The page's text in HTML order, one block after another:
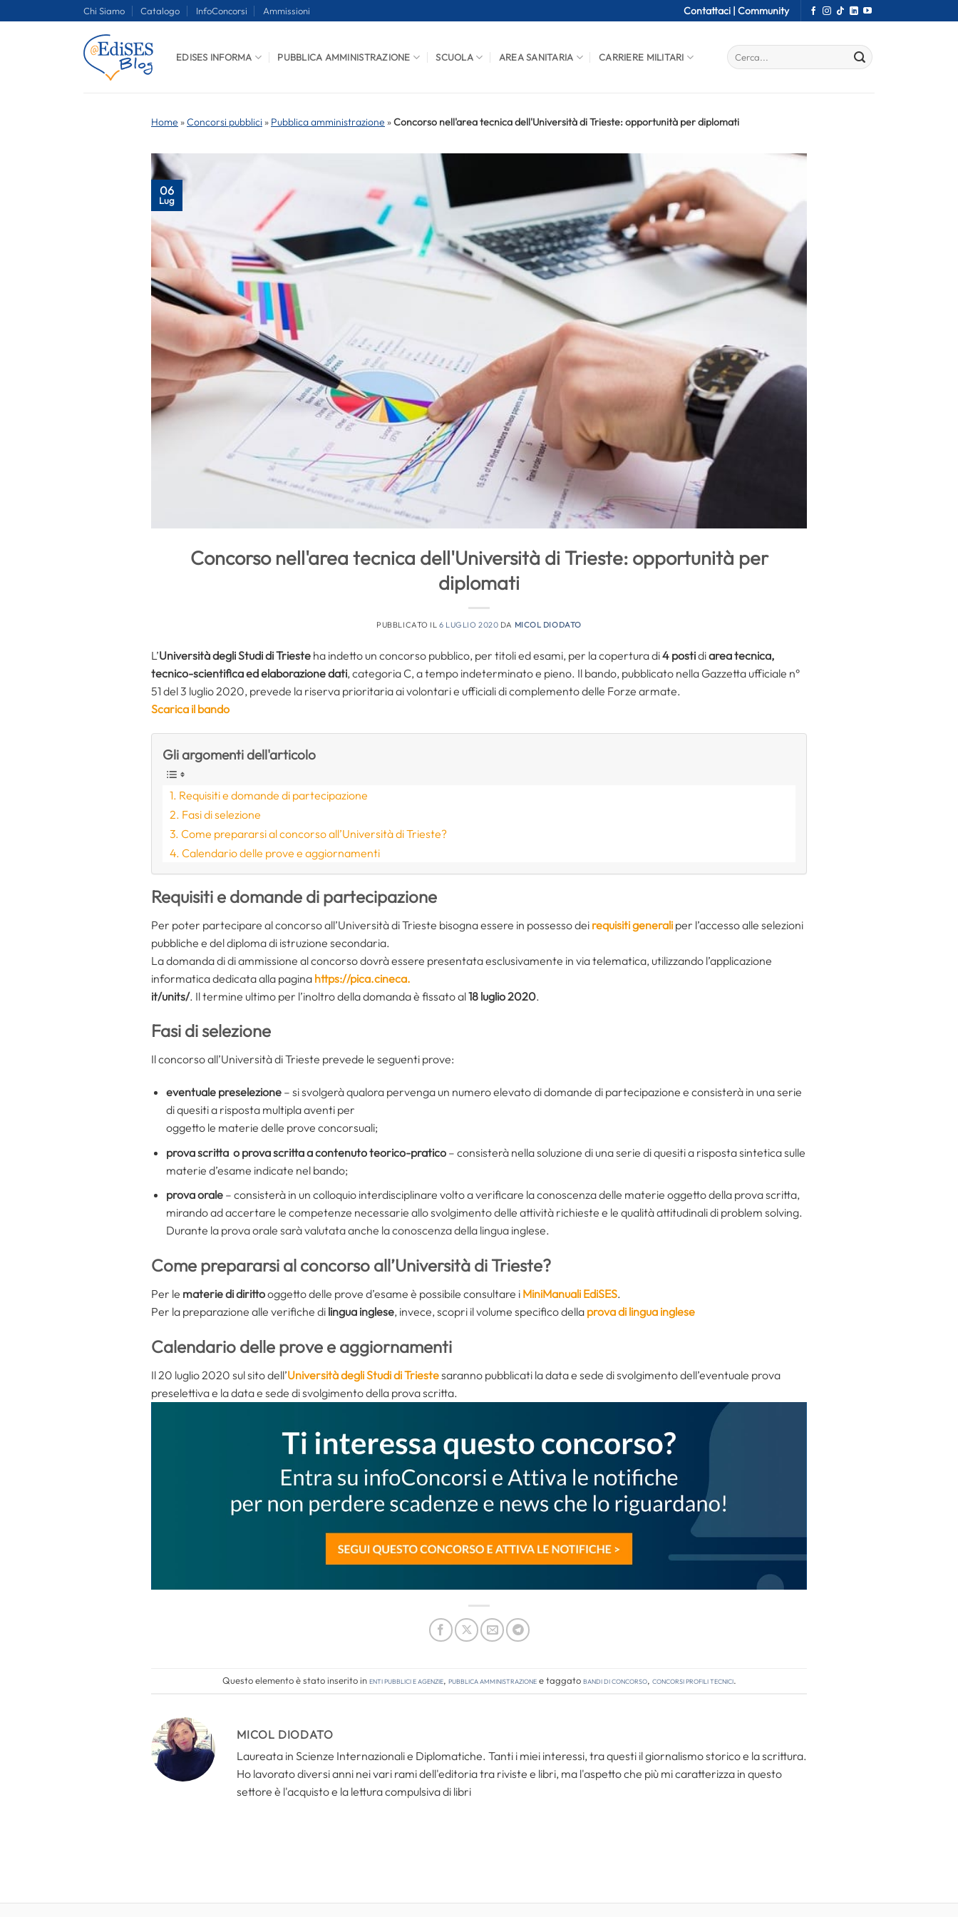
Chi Siamo Catalogo InfoConcorsi Ammissioni Contattaci | Community
EDISES INFORMA PUBBLICA AMMINISTRAZIONE SCUOLA AREA SANITARIA CARRIERE MILITARI
Home »Concorsi pubblici » Pubblica amministrazione »Concorso nell'area tecnica dell'Università di Trieste: opportunità per diplomati
06
Lug
Concorso nell'area tecnica dell'Università di Trieste: opportunità per
diplomati
PUBBLICATO IL6 LUGLIO 2020 DA MICOL DIODATO
L’Università degli Studi di Trieste ha indetto un concorso pubblico, per titoli ed esami, per la copertura di4 postidiarea tecnica,
tecnico-scientifica ed elaborazione dati, categoria C, a tempo indeterminato e pieno. Il bando, pubblicato nella Gazzetta ufficiale n°
51 del 3 luglio 2020, prevede la riserva prioritaria ai volontari e ufficiali di complemento delle Forze armate.
Scarica il bando
Gli argomenti dell'articolo
Requisiti e domande di partecipazione
Fasi di selezione
Come prepararsi al concorso all’Università di Trieste?
Calendario delle prove e aggiornamenti
Requisiti e domande di partecipazione
Per poter partecipare al concorso all’Università di Trieste bisogna essere in possesso dei requisiti generali per l’accesso alle selezioni
pubbliche e del diploma di istruzione secondaria.
La domanda di di ammissione al concorso dovrà essere presentata esclusivamente in via telematica, utilizzando l’applicazione
informatica dedicata alla pagina https://pica.cineca.
it/units/. Il termine ultimo per l’inoltro della domanda è fissato al18 luglio 2020.
Fasi di selezione
Il concorso all’Università di Trieste prevede le seguenti prove:
eventuale preselezione– si svolgerà qualora pervenga un numero elevato di domande di partecipazione e consisterà in una serie
di quesiti a risposta multipla aventi per
oggetto le materie delle prove concorsuali;
prova scritta o prova scritta a contenuto teorico-pratico– consisterà nella soluzione di una serie di quesiti a risposta sintetica sulle
materie d’esame indicate nel bando;
prova orale– consisterà in un colloquio interdisciplinare volto a verificare la conoscenza delle materie oggetto della prova scritta,
mirando ad accertare le competenze necessarie allo svolgimento delle attività richieste e le qualità attitudinali di problem solving.
Durante la prova orale sarà valutata anche la conoscenza della lingua inglese.
Come prepararsi al concorso all’Università di Trieste?
Per le materie di dirittooggetto delle prove d’esame è possibile consultare i MiniManuali EdiSES.
Per la preparazione alle verifiche di lingua inglese, invece, scopri il volume specifico della prova di lingua inglese
Calendario delle prove e aggiornamenti
Il 20 luglio 2020 sul sito dell’Università degli Studi di Triestesaranno pubblicati la data e sede di svolgimento dell’eventuale prova
preselettiva e la data e sede di svolgimento della prova scritta.
Questo elemento è stato inserito inEnti pubblici e agenzie, Pubblica amministrazionee taggatobandi di concorso, concorsi profili tecnici.
MICOL DIODATO
Laureata in Scienze Internazionali e Diplomatiche. Tanti i miei interessi, tra questi il giornalismo storico e la scrittura.
Ho lavorato diversi anni nei vari rami dell'editoria tra riviste e libri, ma l'aspetto che più mi caratterizza in questo
settore è l'acquisto e la lettura compulsiva di libri